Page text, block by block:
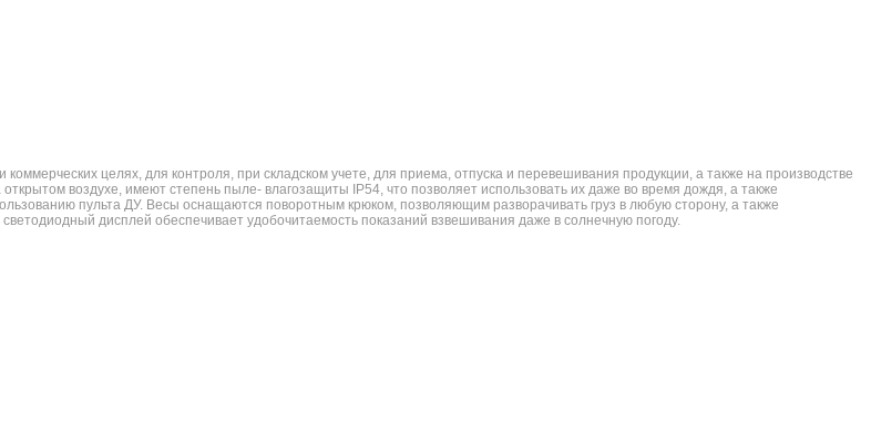
целях, для контроля, при складском учете, для приема, отпуска и перевешивания продукции, а также на производстве
воздухе, имеют степень пыле- влагозащиты IP54, что позволяет использовать их даже во время дождя, а также
пульта ДУ. Весы оснащаются поворотным крюком, позволяющим разворачивать груз в любую сторону, а также
дисплей обеспечивает удобочитаемость показаний взвешивания даже в солнечную погоду.